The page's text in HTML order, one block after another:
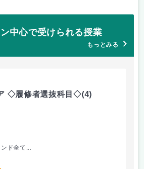
中心で受けられる授業
もっとみる
◇履修者選抜科目◇(4)
ド全て...